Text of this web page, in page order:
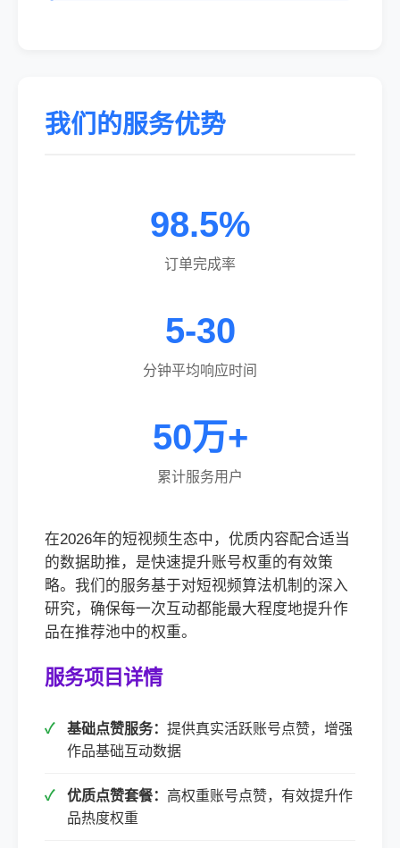
我们的服务优势
98.5%
订单完成率
5-30
分钟平均响应时间
50万+
累计服务用户
在2026年的短视频生态中，优质内容配合适当
的数据助推，是快速提升账号权重的有效策
略。我们的服务基于对短视频算法机制的深入
研究，确保每一次互动都能最大程度地提升作
品在推荐池中的权重。
服务项目详情
基础点赞服务： 提供真实活跃账号点赞，增强
作品基础互动数据
优质点赞套餐： 高权重账号点赞，有效提升作
品热度权重